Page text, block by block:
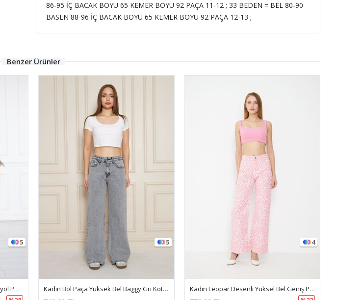
86-95 İÇ BACAK BOYU 65 KEMER BOYU 92 PAÇA 11-12 ; 33 BEDEN = BEL 80-90
BASEN 88-96 İÇ BACAK BOYU 65 KEMER BOYU 92 PAÇA 12-13 ;
Benzer Ürünler
5
Kadın Çizgili Yırtmaçlı Pembe Ispanyol Paça Pantolon
5
Kadın Bol Paça Yüksek Bel Baggy Gri Kot Pantolon
4
Kadın Leopar Desenli Yüksel Bel Geniş Paça Palazzo Pantolon